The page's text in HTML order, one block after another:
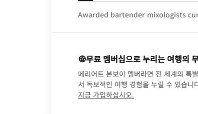
Awarded bartender mixologists
무료 멤버십으로 누리는 여행의
메리어트 본보이 멤버라면 전 세계의 특
서 독보적인 여행 경험을 누릴 수 있습니
지금 가입하십시오.